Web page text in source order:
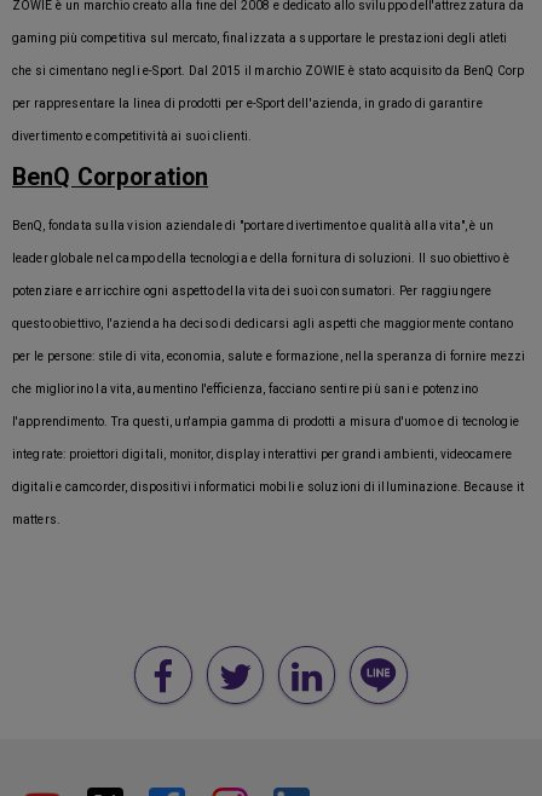
ZOWIE è un marchio creato alla fine del 2008 e dedicato allo sviluppo dell'attrezzatura da
gaming più competitiva sul mercato, finalizzata a supportare le prestazioni degli atleti
che si cimentano negli e-Sport. Dal 2015 il marchio ZOWIE è stato acquisito da BenQ Corp
per rappresentare la linea di prodotti per e-Sport dell'azienda, in grado di garantire
divertimento e competitività ai suoi clienti.
BenQ Corporation
BenQ, fondata sulla vision aziendale di "portare divertimento e qualità alla vita", è un
leader globale nel campo della tecnologia e della fornitura di soluzioni. Il suo obiettivo è
potenziare e arricchire ogni aspetto della vita dei suoi consumatori. Per raggiungere
questo obiettivo, l'azienda ha deciso di dedicarsi agli aspetti che maggiormente contano
per le persone: stile di vita, economia, salute e formazione, nella speranza di fornire mezzi
che migliorino la vita, aumentino l'efficienza, facciano sentire più sani e potenzino
l'apprendimento. Tra questi, un'ampia gamma di prodotti a misura d'uomo e di tecnologie
integrate: proiettori digitali, monitor, display interattivi per grandi ambienti, videocamere
digitali e camcorder, dispositivi informatici mobili e soluzioni di illuminazione. Because it
matters.